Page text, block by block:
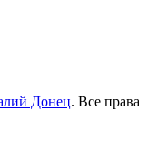
Донец. Все права